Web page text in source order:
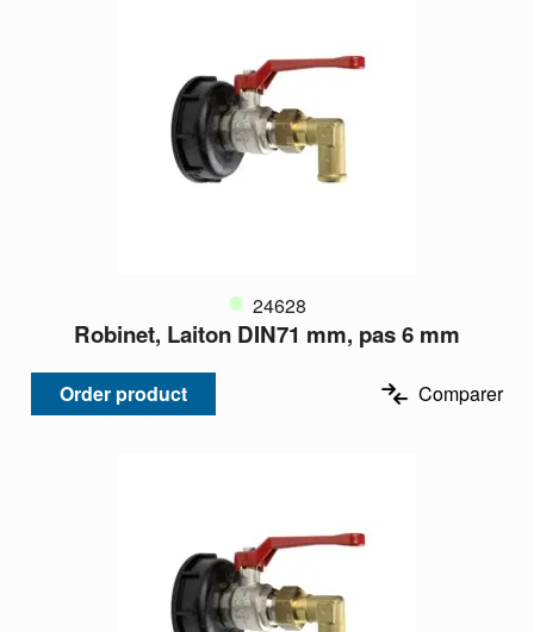
24628
Robinet, Laiton DIN71 mm, pas 6 mm
Order product Comparer